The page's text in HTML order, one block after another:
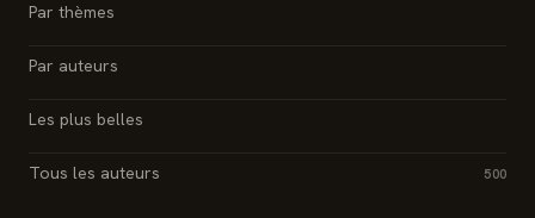
Par thèmes
Par auteurs
Les plus belles
Tous les auteurs 500